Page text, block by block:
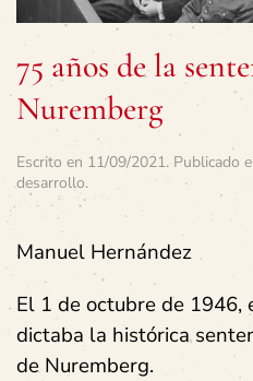
75 años de la
Nuremberg
Escrito en 11/09/2021. Publicado
desarrollo.
Manuel Hernández
El 1 de octubre de
dictaba la histórica
de Nuremberg.